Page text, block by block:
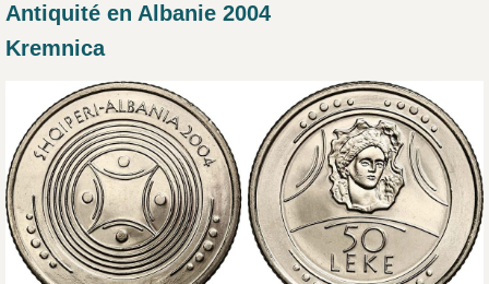
Antiquité en Albanie 2004
Kremnica